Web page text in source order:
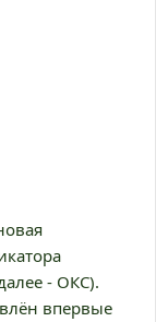
- ОКС).
впервые